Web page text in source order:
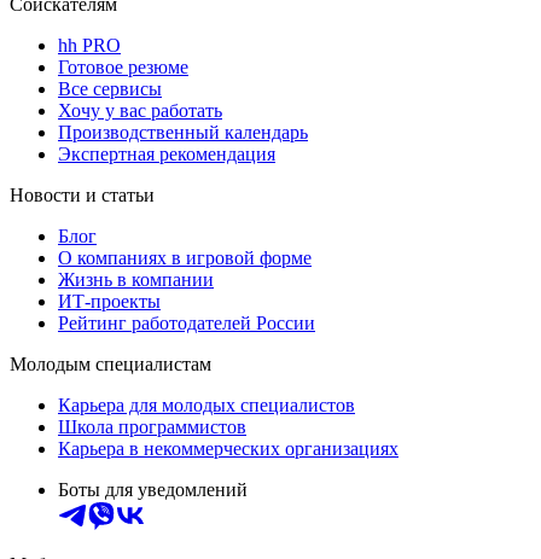
hh PRO
Готовое резюме
Все сервисы
Хочу у вас работать
Производственный календарь
Экспертная рекомендация
Новости и статьи
Блог
О компаниях в игровой форме
Жизнь в компании
ИТ-проекты
Рейтинг работодателей России
Молодым специалистам
Карьера для молодых специалистов
Школа программистов
Карьера в некоммерческих организациях
Боты для уведомлений